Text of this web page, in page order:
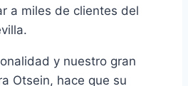
a miles de clientes del
y nuestro gran
Otsein, hace que su